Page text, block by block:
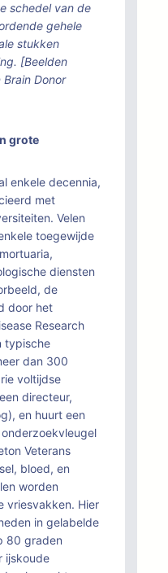
schedel van de
gehele
stukken
[Beelden
Donor
grote
enkele decennia,
met
Velen
toegewijde
diensten
de
door het
Research
typische
dan 300
voltijdse
directeur,
en huurt een
Veterans
bloed, en
worden
vriesvakken. Hier
in gelabelde
80 graden
ijskoude